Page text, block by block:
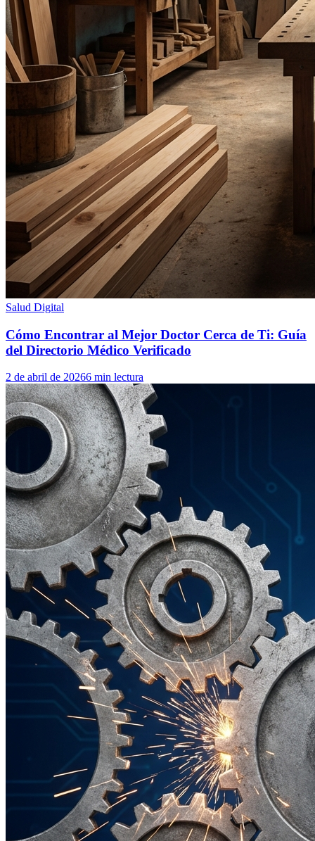
Salud Digital
Cómo Encontrar al Mejor Doctor Cerca de Ti: Guía
del Directorio Médico Verificado
2 de abril de 20266 min lectura